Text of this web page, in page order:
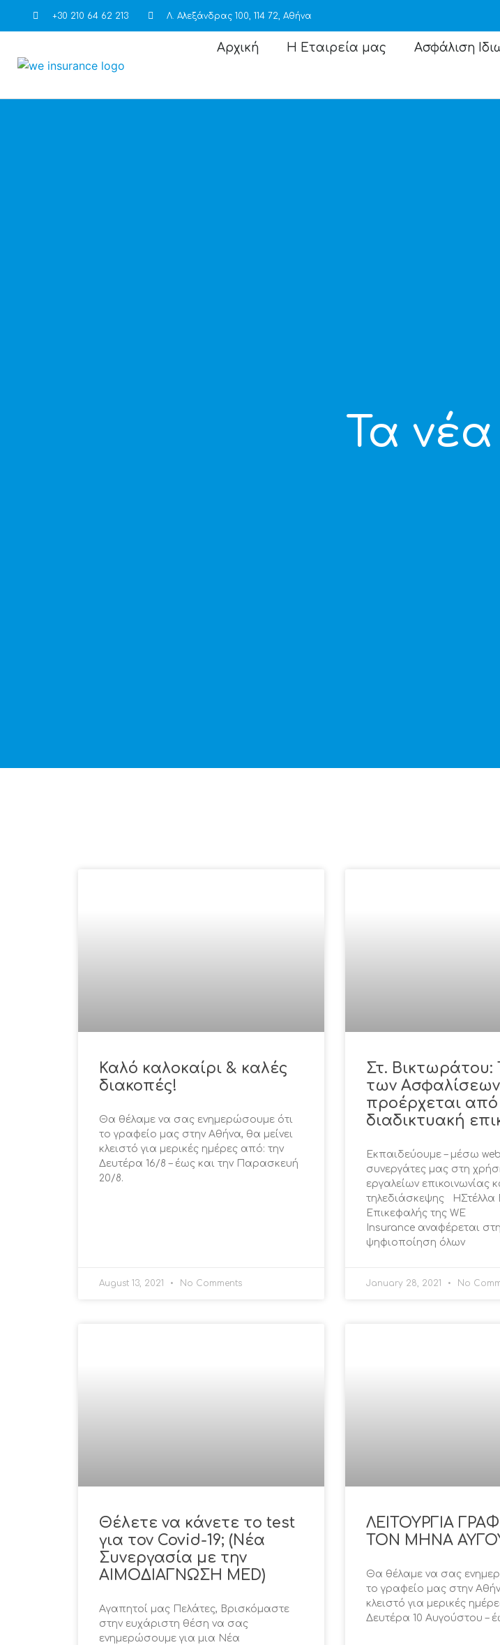
+30 210 64 62 213 Λ. Αλεξάνδρας 100, 114 72, Αθήνα
Αρχική Η Εταιρεία μας Ασφάλιση
Τα
Καλό καλοκαίρι & καλές
διακοπές!
Θα θέλαμε να σας ενημερώσουμε ότι
το γραφείο μας στην Αθήνα, θα μείνει
κλειστό για μερικές ημέρες από: την
Δευτέρα 16/8 – έως και την Παρασκευή
20/8.
August 13, 2021 No Comments
Στ. Βικτωράτου:
των Ασφαλίσεων
προέρχεται από
διαδικτυακή
Εκπαιδεύουμε – μέσω
συνεργάτες μας στη
εργαλείων επικοινωνίας
τηλεδιάσκεψης ΗΣτέλλα
Επικεφαλής της WE
Insurance αναφέρεται
ψηφιοποίηση όλων
January 28, 2021 No
Θέλετε να κάνετε το test
για τον Covid-19; (Νέα
Συνεργασία με την
ΑΙΜΟΔΙΑΓΝΩΣΗ MED)
Αγαπητοί μας Πελάτες, Βρισκόμαστε
στην ευχάριστη θέση να σας
ενημερώσουμε για μια Νέα
ΛΕΙΤΟΥΡΓΙΑ
ΤΟΝ ΜΗΝΑ
Θα θέλαμε να σας
το γραφείο μας στην
κλειστό για μερικές
Δευτέρα 10 Αυγούστου –